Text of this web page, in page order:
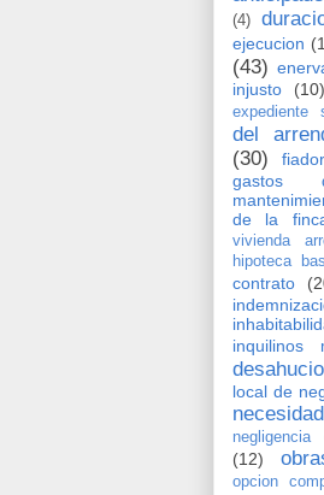
(4)
ejecucion
(43)
injusto
(10)
expediente
del
(30)
fiador
gastos
de la
vivienda
hipoteca
contrato
inquilinos
desahucio
local de
negligencia
(12)
opcion